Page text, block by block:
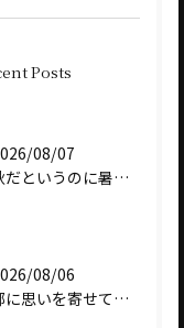
Posts
08/07
立秋だというのに暑いですね
08/06
故郷に思いを寄せて～オリジナルブランド【Shinano(しな...